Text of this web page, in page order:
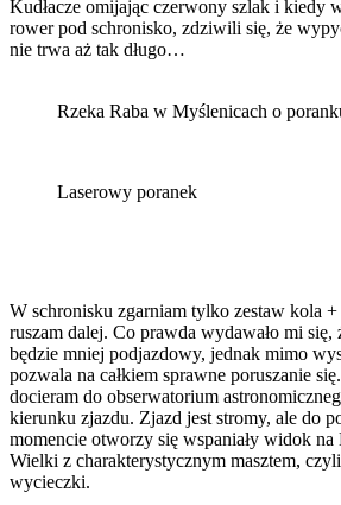
Kudłacze omijając czerwony szlak i kiedy
rower pod schronisko, zdziwili się, że
nie trwa aż tak długo…
Rzeka Raba w Myślenicach o
Laserowy poranek
W schronisku zgarniam tylko zestaw kola
ruszam dalej. Co prawda wydawało mi się,
będzie mniej podjazdowy, jednak mimo
pozwala na całkiem sprawne poruszanie
docieram do obserwatorium
kierunku zjazdu. Zjazd jest stromy, ale do
momencie otworzy się wspaniały widok
Wielki z charakterystycznym masztem,
wycieczki.